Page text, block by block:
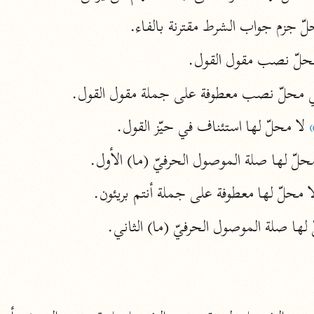
أخرى
نحو ١١ مجلدًا
نظم الدرر
البقاعي (٨٨٥ هـ)
نحو ٢٠ مجلدًا
لغة وبلاغة
جزم جواب الشرط مقترنة بالفاء.
نصب مقول القول.
محلّ نصب معطوفة على جملة مقول القول.
لا محلّ لها استئناف في حيّز القول.
لها صلة الموصول الحرفيّ (ما) الأول.
محلّ لها معطوفة على جملة أنتم بريئون.